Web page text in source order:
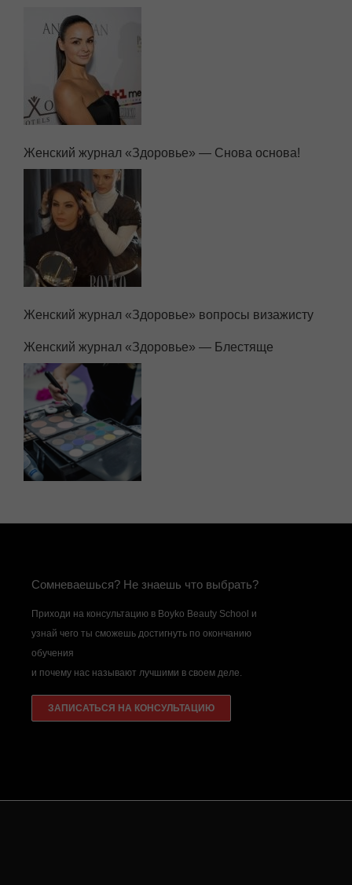
Женский журнал «Здоровье» — Играем тушь!
Женский журнал «Здоровье» — Снова основа!
Женский журнал «Здоровье» вопросы визажисту
Женский журнал «Здоровье» — Блестяще
Сомневаешься? Не знаешь что выбрать?
Приходи на консультацию в Boyko Beauty School и
узнай чего ты сможешь достигнуть по окончанию
и почему нас называют лучшими в своем деле.